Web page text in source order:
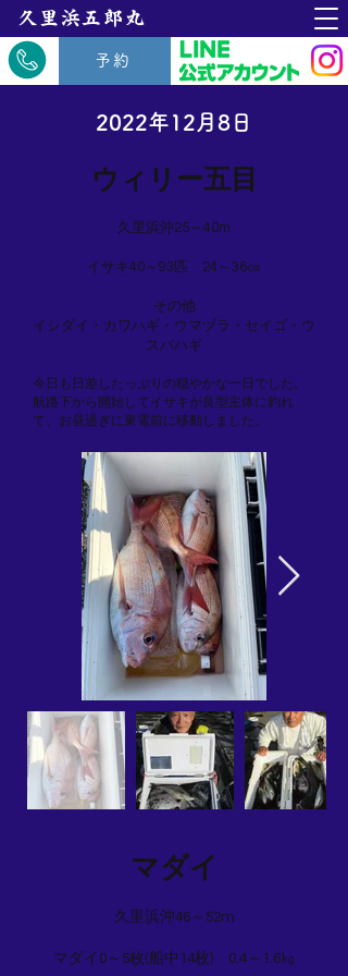
​久里浜五郎丸
予約
2022年12月8日
ウィリー五目
久里浜沖25～40m
イサキ40～93匹 24～36㎝
その他
イシダイ・カワハギ・ウマヅラ・セイゴ・ウ
スバハギ
今日も日差したっぷりの穏やかな一日でした。
航路下から開始してイサキが良型主体に釣れ
て、お昼過ぎに東電前に移動しました。
マダイ
久里浜沖46～52m
マダイ0～5枚(船中14枚) 0.4～1.6㎏